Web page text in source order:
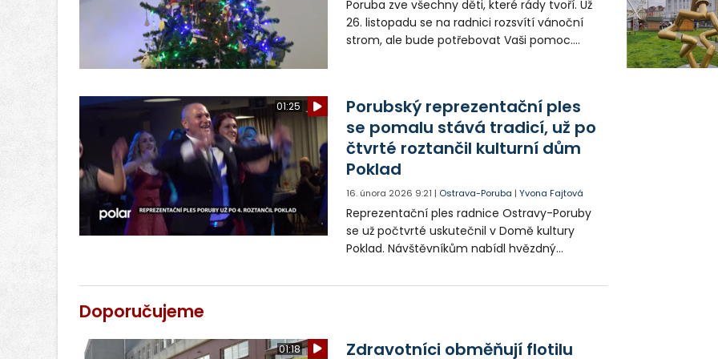
Poruba zve všechny děti, které rády tvoří. Už
26. listopadu se na radnici rozsvítí vánoční
strom, ale bude potřebovat Vaši pomoc.
01:25
Porubský reprezentační ples
se pomalu stává tradicí, už po
čtvrté roztančil kulturní dům
Poklad
16. února 2026 9:21 | Ostrava-Poruba |Yvona Fajtová
Reprezentační ples radnice Ostravy-Poruby
se už počtvrté uskutečnil v Domě kultury
Poklad. Návštěvníkům nabídl hvězdný
bohatou tombolu. Atmosféra byla podle
Doporučujeme
01:18
Zdravotníci obměňují flotilu